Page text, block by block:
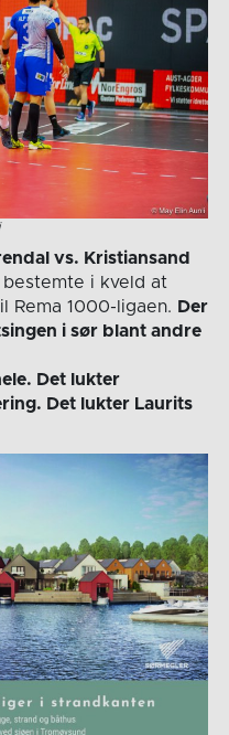
vs. Kristiansand
bestemte i kveld at
Rema 1000-ligaen. Der
i sør blant andre
Det lukter
Det lukter Laurits